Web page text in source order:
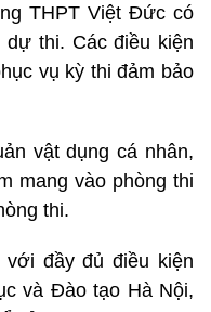
THPT Việt Đức có
thi. Các điều kiện
vụ kỳ thi đảm bảo
vật dụng cá nhân,
mang vào phòng thi
thi.
đầy đủ điều kiện
và Đào tạo Hà Nội,